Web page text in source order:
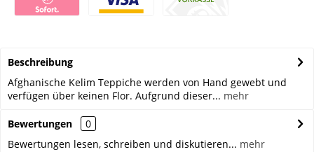
Beschreibung
Afghanische Kelim Teppiche werden von Hand gewebt und
verfügen über keinen Flor. Aufgrund dieser... mehr
Bewertungen
0
Bewertungen lesen, schreiben und diskutieren... mehr